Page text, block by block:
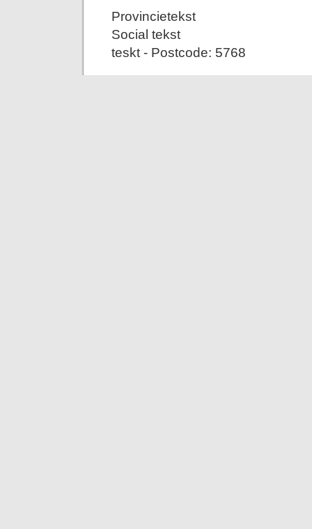
Provincietekst
Social tekst
teskt - Postcode: 5768